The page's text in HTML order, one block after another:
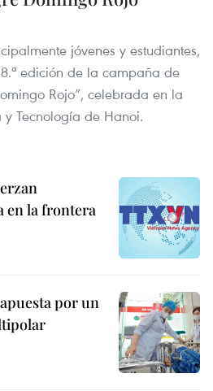
jóvenes y estudiantes,
edición de la campaña de
Rojo”, celebrada en la
Tecnología de Hanoi.
en la frontera
por un